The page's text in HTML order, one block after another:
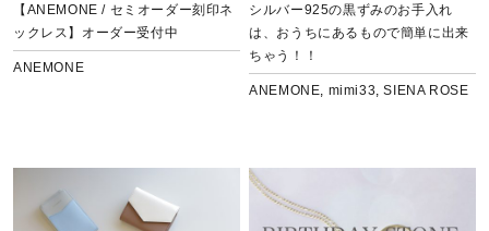
【ANEMONE / セミオーダー刻印ネ
ックレス】オーダー受付中
ANEMONE
シルバー925の黒ずみのお手入れ
は、おうちにあるもので簡単に出来
ちゃう！！
ANEMONE mimi33 ,SIENA ROSE